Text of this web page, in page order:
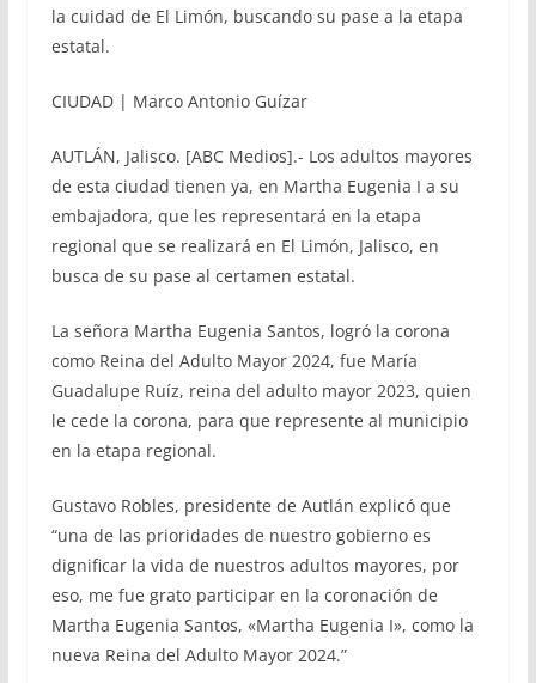
la cuidad de El Limón, buscando su pase a la etapa
estatal.
CIUDAD | Marco Antonio Guízar
AUTLÁN, Jalisco. [ABC Medios].- Los adultos mayores
de esta ciudad tienen ya, en Martha Eugenia I a su
embajadora, que les representará en la etapa
regional que se realizará en El Limón, Jalisco, en
busca de su pase al certamen estatal.
La señora Martha Eugenia Santos, logró la corona
como Reina del Adulto Mayor 2024, fue María
Guadalupe Ruíz, reina del adulto mayor 2023, quien
le cede la corona, para que represente al municipio
en la etapa regional.
Gustavo Robles, presidente de Autlán explicó que
“una de las prioridades de nuestro gobierno es
dignificar la vida de nuestros adultos mayores, por
eso, me fue grato participar en la coronación de
Martha Eugenia Santos, «Martha Eugenia I», como la
nueva Reina del Adulto Mayor 2024.”